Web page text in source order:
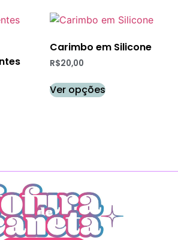
Carimbo em Silicone
R$20,00
Ver opções